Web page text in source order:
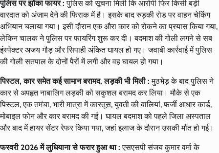
पुलिस पर झोंका फायर :पुलिस को सूचना मिली कि आरोपी फिर किसी बड़ी
वारदात को अंजाम देने की फिराक में है। इसके बाद रुड़की रोड पर वाहन चेकिंग
अभियान चलाया गया। इसी दौरान एक औरा कार को रोकने का प्रयास किया गया,
लेकिन चालक ने पुलिस पर फायरिंग शुरू कर दी। बदमाश की गोली लगने से सब
इंस्पेक्टर अजय गौड़ और सिपाही अंकित घायल हो गए। जवाबी कार्रवाई में पुलिस
की गोली सतपाल के दोनों पैरों में लगी और वह घायल हो गया।
पिस्टल, कार समेत कई सामान बरामद, लड़की भी मिली : मुठभेड़ के बाद पुलिस ने
कार से अपहृत नाबालिग लड़की को सकुशल बरामद कर लिया। मौके से एक
पिस्टल, एक तमंचा, भारी मात्रा में कारतूस, युवती की बालियां, फर्जी आधार कार्ड,
मोबाइल फोन और कार बरामद की गई। घायल बदमाश को पहले जिला अस्पताल
और बाद में हायर सेंटर रेफर किया गया, जहां इलाज के दौरान उसकी मौत हो गई।
फरवरी 2026 में लुधियाना से फरार हुआ था :एसएसपी संजय कुमार वर्मा के